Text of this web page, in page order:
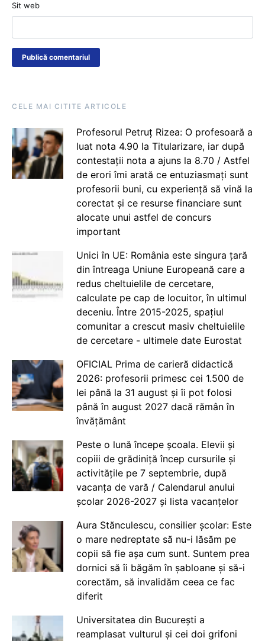
Sit web
CELE MAI CITITE ARTICOLE
Profesorul Petruț Rizea: O profesoară a
luat nota 4.90 la Titularizare, iar după
contestații nota a ajuns la 8.70 / Astfel
de erori îmi arată ce entuziasmați sunt
profesorii buni, cu experiență să vină la
corectat și ce resurse financiare sunt
alocate unui astfel de concurs
important
Unici în UE: România este singura țară
din întreaga Uniune Europeană care a
redus cheltuielile de cercetare,
calculate pe cap de locuitor, în ultimul
deceniu. Între 2015-2025, spațiul
comunitar a crescut masiv cheltuielile
de cercetare - ultimele date Eurostat
OFICIAL Prima de carieră didactică
2026: profesorii primesc cei 1.500 de
lei până la 31 august și îi pot folosi
până în august 2027 dacă rămân în
învățământ
Peste o lună începe școala. Elevii și
copiii de grădiniță încep cursurile și
activitățile pe 7 septembrie, după
vacanța de vară / Calendarul anului
școlar 2026-2027 și lista vacanțelor
Aura Stănculescu, consilier școlar: Este
o mare nedreptate să nu-i lăsăm pe
copii să fie așa cum sunt. Suntem prea
dornici să îi băgăm în șabloane și să-i
corectăm, să invalidăm ceea ce fac
diferit
Universitatea din București a
reamplasat vulturul și cei doi grifoni